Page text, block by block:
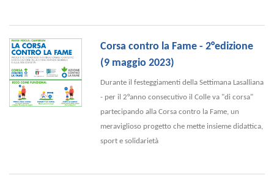
Corsa contro la Fame - 2°edizione
(9 maggio 2023)
Durante il festeggiamenti della Settimana Lasalliana
- per il 2°anno consecutivo il Colle va "di corsa"
partecipando alla Corsa contro la Fame, un
meraviglioso progetto che mette insieme didattica,
sport e solidarietà